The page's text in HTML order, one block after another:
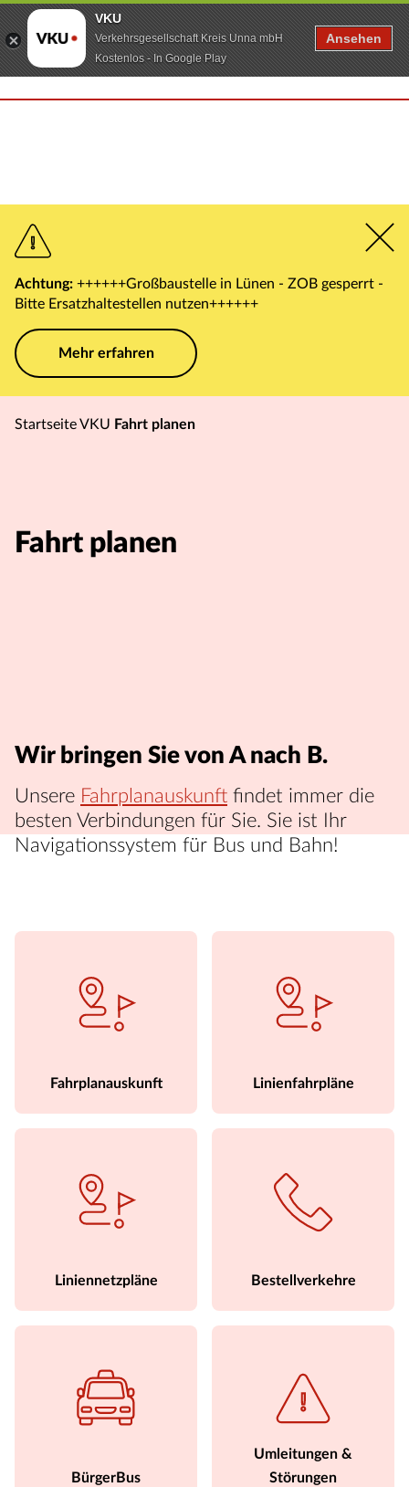
Achtung: ++++++Großbaustelle in Lünen - ZOB gesperrt -
Bitte Ersatzhaltestellen nutzen++++++
Mehr erfahren
Startseite VKU Fahrt planen
Fahrt planen
Wir bringen Sie von A nach B.
Unsere Fahrplanauskunft findet immer die
besten Verbindungen für Sie. Sie ist Ihr
Navigationssystem für Bus und Bahn!
Fahrplanauskunft Linienfahrpläne
Liniennetzpläne Bestellverkehre
BürgerBus
Umleitungen &
Störungen
VKU
Verkehrsgesellschaft Kreis Unna mbH
Kostenlos - In Google Play
Ansehen